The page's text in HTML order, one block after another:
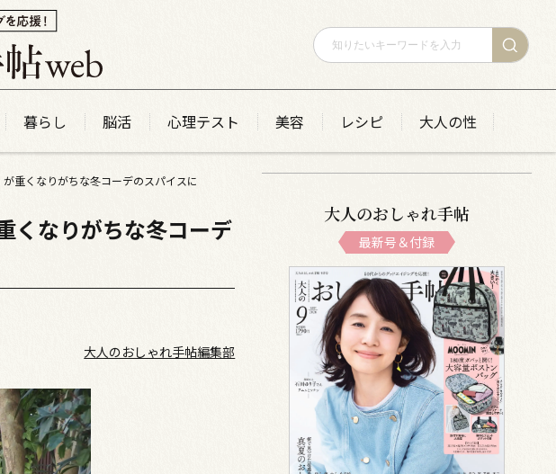
暮らし 脳活 心理テスト 美容 レシピ 大人の性
重くなりがちな冬コーデのスパイスに
くなりがちな冬コーデ
大人のおしゃれ手帖編集部
大人のおしゃれ手帖
最新号＆付録